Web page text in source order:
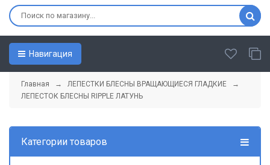
Навигация
Главная → ЛЕПЕСТКИ БЛЕСНЫ ВРАЩАЮЩИЕСЯ ГЛАДКИЕ
→
ЛЕПЕСТОК БЛЕСНЫ RIPPLE ЛАТУНЬ
Категории товаров